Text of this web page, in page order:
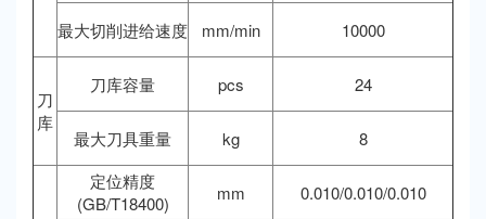
最大切削进给速度 mm/min 10000
刀
库
刀库容量 pcs 24
最大刀具重量 kg 8
定位精度
(GB/T18400)
mm
0.010/0.010/0.010